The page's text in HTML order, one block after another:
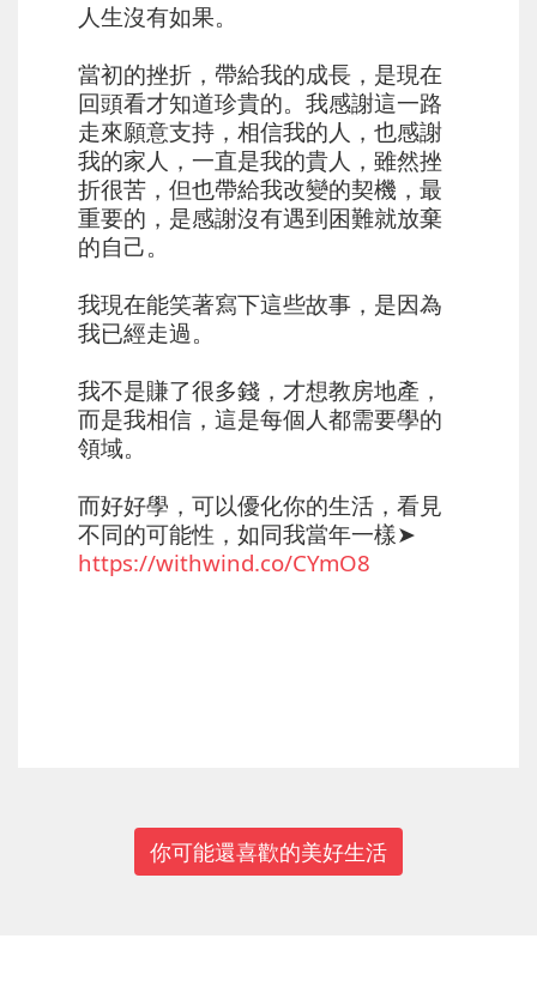
人生沒有如果。
當初的挫折，帶給我的成長，是現在
回頭看才知道珍貴的。我感謝這一路
走來願意支持，相信我的人，也感謝
我的家人，一直是我的貴人，雖然挫
折很苦，但也帶給我改變的契機，最
重要的，是感謝沒有遇到困難就放棄
的自己。
我現在能笑著寫下這些故事，是因為
我已經走過。
我不是賺了很多錢，才想教房地產，
而是我相信，這是每個人都需要學的
領域。
而好好學，可以優化你的生活，看見
不同的可能性，如同我當年一樣➤
https://withwind.co/CYmO8
你可能還喜歡的美好生活